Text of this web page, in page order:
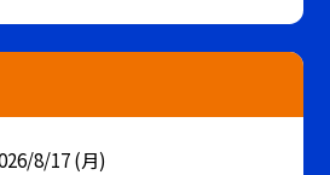
8/17 (月)